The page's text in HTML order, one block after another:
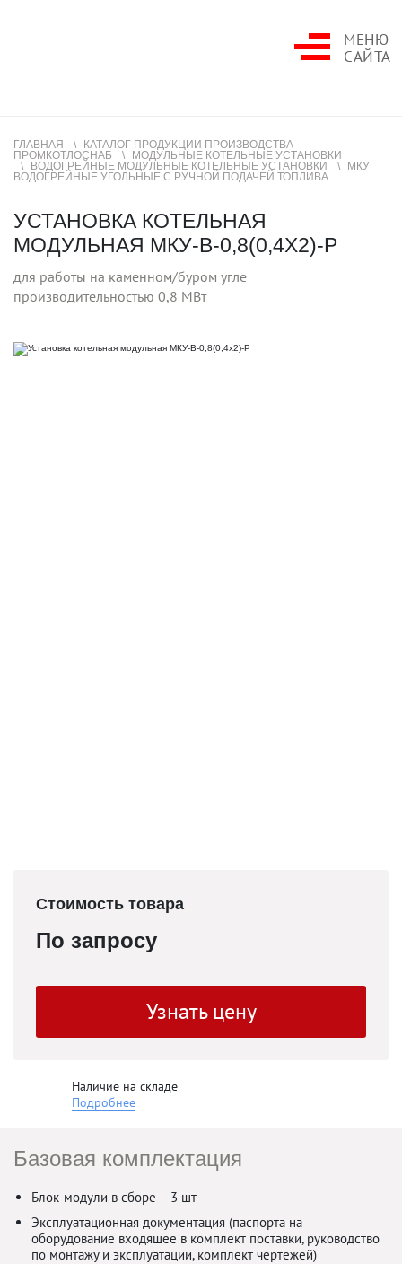
МЕНЮ
САЙТА
ГЛАВНАЯ
КАТАЛОГ ПРОДУКЦИИ ПРОИЗВОДСТВА
ПРОМКОТЛОСНАБ
МОДУЛЬНЫЕ КОТЕЛЬНЫЕ УСТАНОВКИ
ВОДОГРЕЙНЫЕ МОДУЛЬНЫЕ КОТЕЛЬНЫЕ УСТАНОВКИ
МКУ
ВОДОГРЕЙНЫЕ УГОЛЬНЫЕ С РУЧНОЙ ПОДАЧЕЙ ТОПЛИВА
УСТАНОВКА КОТЕЛЬНАЯ
МОДУЛЬНАЯ МКУ-В-0,8(0,4Х2)-Р
для работы на каменном/буром угле
производительностью 0,8 МВт
Стоимость товара
По запросу
Узнать цену
Наличие на складе
Подробнее
Базовая комплектация
Блок-модули в сборе – 3 шт
Эксплуатационная документация (паспорта на
оборудование входящее в комплект поставки, руководство
по монтажу и эксплуатации, комплект чертежей)